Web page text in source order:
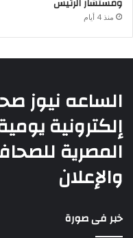
منذ 4 أيام
الساعه نيوز
إلكترونية
المصرية
والإعلان
خبر فى صورة